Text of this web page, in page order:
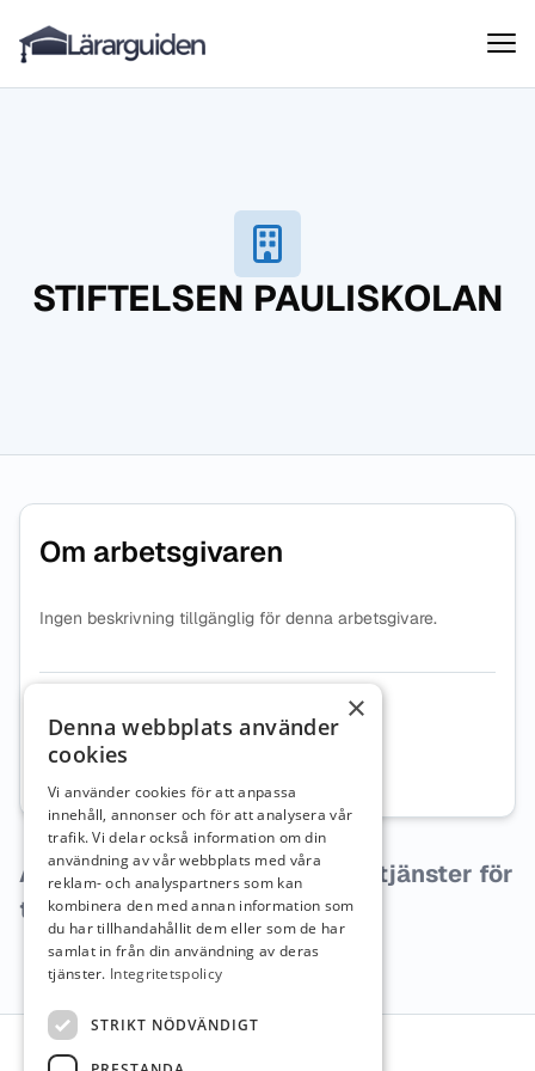
Hoppa till innehåll
Lärarguiden
STIFTELSEN PAULISKOLAN
Om arbetsgivaren
Ingen beskrivning tillgänglig för denna arbetsgivare.
8430021918
Webbplats
Arbetsgivaren har inga lediga tjänster för
tillfället.
Sidfot
×
Denna webbplats använder
cookies
Vi använder cookies för att anpassa
innehåll, annonser och för att analysera vår
trafik. Vi delar också information om din
användning av vår webbplats med våra
reklam- och analyspartners som kan
kombinera den med annan information som
du har tillhandahållit dem eller som de har
samlat in från din användning av deras
tjänster. Integritetspolicy
STRIKT NÖDVÄNDIGT